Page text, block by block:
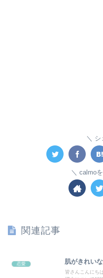
シ
calmo
関連記事
恋愛 肌がきれい
皆さんこんにち